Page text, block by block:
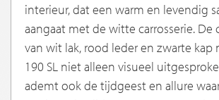
interieur, dat een warm en levendig
aangaat met de witte carrosserie. De
van wit lak, rood leder en zwarte kap
190 SL niet alleen visueel
ademt ook de tijdgeest en allure